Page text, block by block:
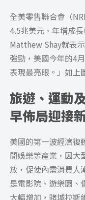
全美零售聯合會（
4.5兆美元、年增成
Matthew Shay就表
強勁，美國今年的4
表現最亮眼。」如上
旅遊、運動
早佈局迎接
美國的第一波經濟復
閒娛樂等產業，因大
放，促使內需消費人
是電影院、遊樂園、
大幅增加，賭城拉斯